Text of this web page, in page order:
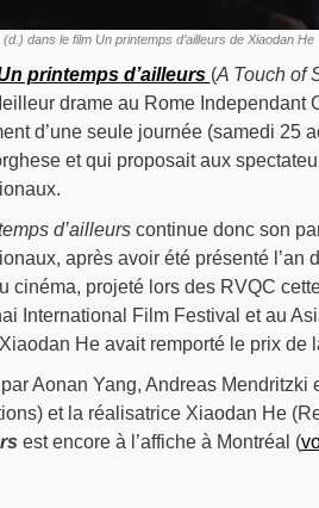
(d.) dans le film Un printemps d’ailleurs de Xiaodan He
printemps d’ailleurs (A Touch of
drame au Rome Independant
d’une seule journée (samedi 25
et qui proposait aux
d’ailleurscontinue donc son
après avoir été présenté
cinéma, projeté lors des RVQC
International Film Festival et au
He avait remporté le prix de
Aonan Yang, Andreas
et la réalisatrice Xiaodan He
est encore à l’affiche à Montréal (